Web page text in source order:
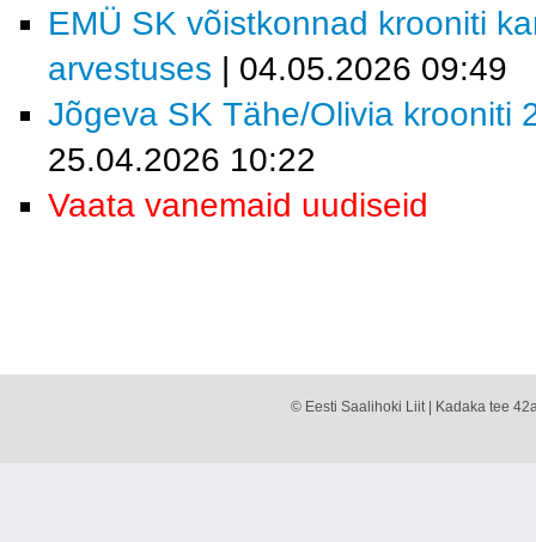
EMÜ SK võistkonnad krooniti
arvestuses | 04.05.2026 09:49
Jõgeva SK Tähe/Olivia krooniti
25.04.2026 10:22
Vaata vanemaid uudiseid
© Eesti Saalihoki Liit | Kadaka tee